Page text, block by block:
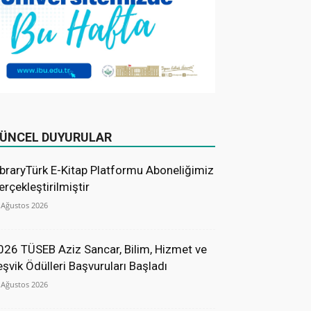
DUYURULAR
E-Kitap Platformu Aboneliğimiz
2026
TÜSEB Aziz Sancar, Bilim, Hizmet ve
Ödülleri Başvuruları Başladı
2026